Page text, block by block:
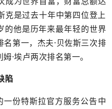
克是过去十年中第四位登上
的他是历年来最年轻的世界
第一，杰夫·贝佐斯三次排
·埃卢两次排名第一。
陷
份特斯拉官方服务公告中